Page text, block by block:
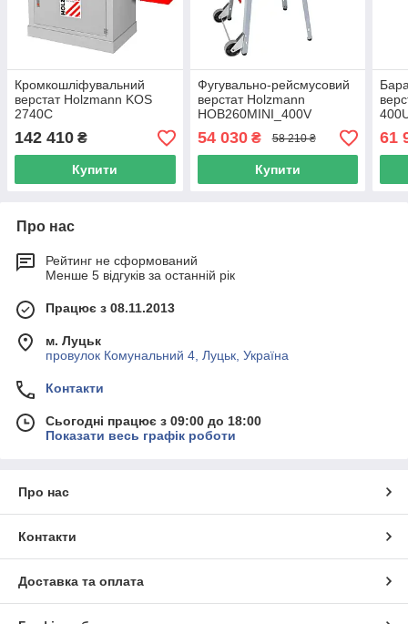
Кромкошліфувальний
верстат Holzmann KOS
2740C
142 410 ₴
Купити
Фугувально-рейсмусовий
верстат Holzmann
HOB260MINI_400V
54 030₴ 58 210 ₴
Купити
61
Про нас
Рейтинг не сформований
Менше 5 відгуків за останній рік
Працює з 08.11.2013
м. Луцьк
провулок Комунальний 4, Луцьк, Україна
Контакти
Сьогодні працює з 09:00 до 18:00
Показати весь графік роботи
Про нас
Контакти
Доставка та оплата